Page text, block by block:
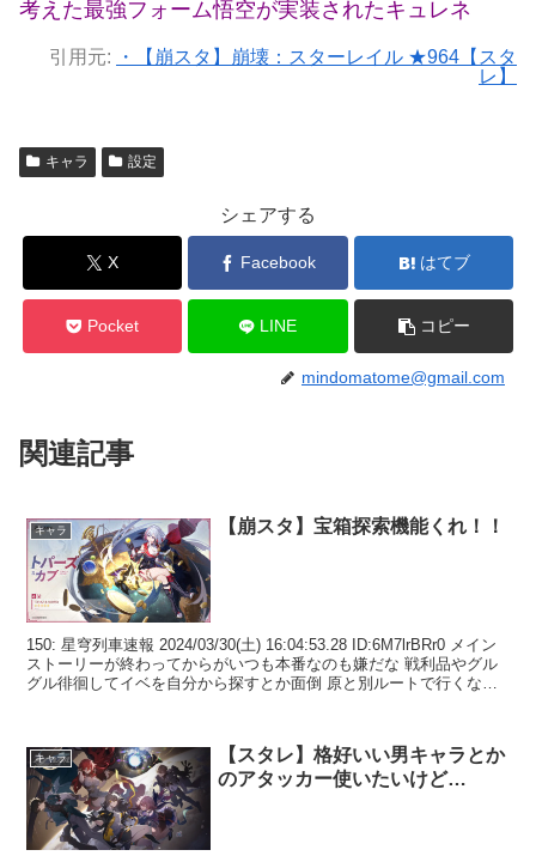
考えた最強フォーム悟空が実装されたキュレネ
引用元:
・【崩スタ】崩壊：スターレイル ★964【スタ
レ】
キャラ 設定
シェアする
X Facebook はてブ
Pocket LINE コピー
mindomatome@gmail.com
関連記事
キャラ 【崩スタ】宝箱探索機能くれ！！
150: 星穹列車速報 2024/03/30(土) 16:04:53.28 ID:6M7lrBRr0 メイン
ストーリーが終わってからがいつも本番なのも嫌だな 戦利品やグル
グル徘徊してイベを自分から探すとか面倒 原と別ルートで行くなら
キャラ
【スタレ】格好いい男キャラとか
のアタッカー使いたいけど…